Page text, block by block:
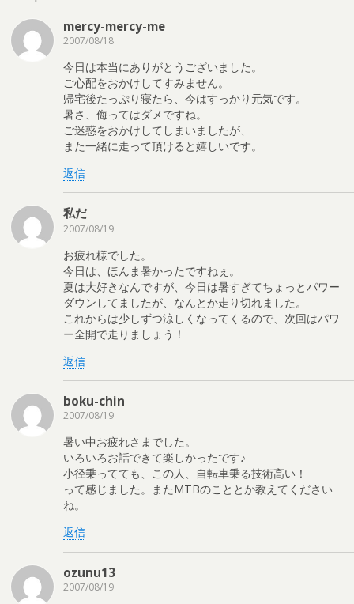
mercy-mercy-me
2007/08/18
今日は本当にありがとうございました。
ご心配をおかけしてすみません。
帰宅後たっぷり寝たら、今はすっかり元気です。
暑さ、侮ってはダメですね。
ご迷惑をおかけしてしまいましたが、
また一緒に走って頂けると嬉しいです。
返信
私だ
2007/08/19
お疲れ様でした。
今日は、ほんま暑かったですねぇ。
夏は大好きなんですが、今日は暑すぎてちょっとパワー
ダウンしてましたが、なんとか走り切れました。
これからは少しずつ涼しくなってくるので、次回はパワ
ー全開で走りましょう！
返信
boku-chin
2007/08/19
暑い中お疲れさまでした。
いろいろお話できて楽しかったです♪
小径乗ってても、この人、自転車乗る技術高い！
って感じました。またMTBのこととか教えてください
ね。
返信
ozunu13
2007/08/19